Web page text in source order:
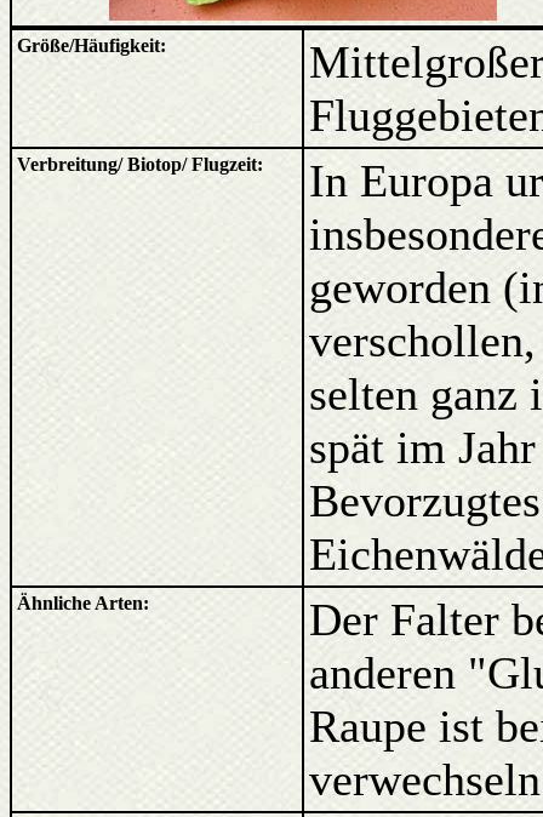
Größe/Häufigkeit:
Verbreitung/ Biotop/ Flugzeit:
In Europa
geworden
selten ganz
spät im
Ähnliche Arten:
Der Falter
anderen
Raupe ist